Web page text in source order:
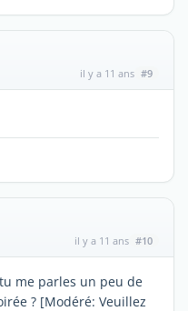
il y a 11 ans #9
il y a 11 ans #10
me parles un peu de
? [Modéré: Veuillez